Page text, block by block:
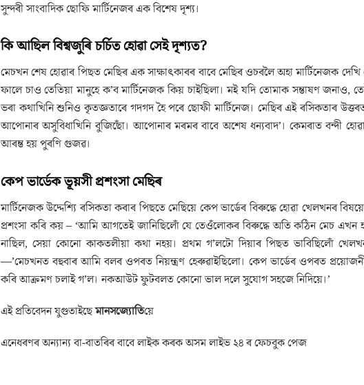
সুন্দৰী সাংবাদিক ছোফি মাৰ্টিনেজৰ এক বিশেষ দৃশ্য।
কি আছিল বিশ্বজুৰি চৰ্চিত হোৱা সেই দৃশ্যত?
মেচখন শেষ হোৱাৰ পিছত মেছিৰ এক সাক্ষাৎকাৰৰ বাবে মেছিৰ ওচৰলৈ অহা মাৰ্টিনেজক
ফালে চাও তেতিয়া মানুহে ক’ব মাৰ্টিনেজক কিয় চাইছিলা। মই যদি তোমাক সম্ভাষণ জনাও,
ভৰা কথাখিনি শুনিও কৃতজ্ঞতাৰে গদগদ হৈ পৰে ছোফী মাৰ্টিনেজ। মেছিৰ এই ৰসিকতাৰ
আপোনাৰ অসুবিধাখিনি বুজিছোঁ। আপোনাৰ মৰমৰ বাবে অশেষ ধন্যবাদ’। কেমৰাত বন্দী
আৰম্ভ হয় পুৰণি গুজৱ।
কেপ ভাৰ্ডেক ভূয়সী প্ৰশংসা মেছিৰ
মাৰ্টিনেজক উদ্দেশ্যি ৰসিকতা কৰাৰ পিছতে মেছিয়ে কেপ ভাৰ্ডেৰ বিৰুদ্ধে হোৱা খেলখনৰ
প্ৰশংসা কৰি কয় – ‘আমি আগতেই জানিছিলোঁ যে তেওঁলোকৰ বিৰুদ্ধে অতি কঠিন মেচ এখন
নাছিল, সেয়া কোনো কাকতলীয়া কথা নহয়। প্ৰথম গ’লটো দিয়াৰ পিছত ভাবিছিলোঁ
—’মেচখনত বহুবাৰ আমি বলৰ ওপৰত নিয়ন্ত্ৰণ হেৰুৱাইছিলো। কেপ ভাৰ্ডেৰ ওপৰত
কৰি আক্ৰমণ চলাই গ’ল। নকআউট ফুটবলত কোনো ভাল দলে সুযোগ সহজে নিদিয়ে।’
এই প্ৰতিবেদন যুগুতাইছেমানসজ্যোতিয়ে
এনেধৰণৰ অন্যান্য বা-বাতৰিৰ বাবে লাইক কৰক অসম লাইভ ২৪ ৰ ফেচবুক পেজ